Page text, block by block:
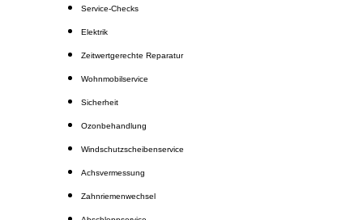
Service-Checks
Elektrik
Zeitwertgerechte Reparatur
Wohnmobilservice
Sicherheit
Ozonbehandlung
Windschutzscheibenservice
Achsvermessung
Zahnriemenwechsel